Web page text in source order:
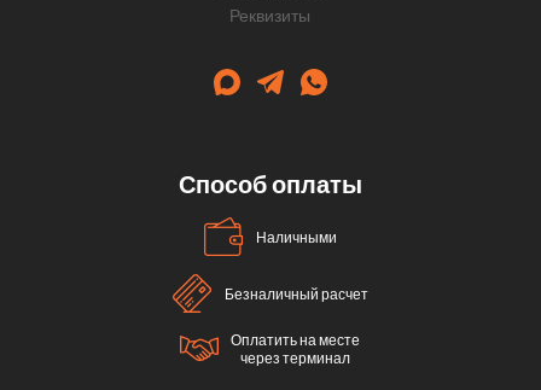
Реквизиты
Способ оплаты
Наличными
Безналичный расчет
Оплатить на месте
через терминал